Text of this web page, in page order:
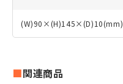
(W)90×(H)145×(D)10(mm)
関連商品